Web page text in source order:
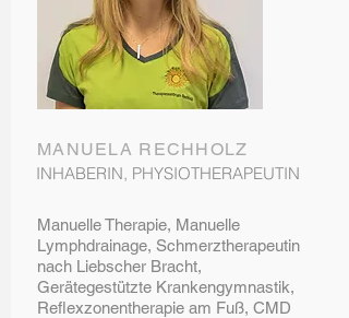
MANUELA RECHHOLZ
INHABERIN, PHYSIOTHERAPEUTIN
Manuelle Therapie, Manuelle
Lymphdrainage, Schmerztherapeutin
nach Liebscher Bracht,
Gerätegestützte Krankengymnastik,
Reflexzonentherapie am Fuß, CMD